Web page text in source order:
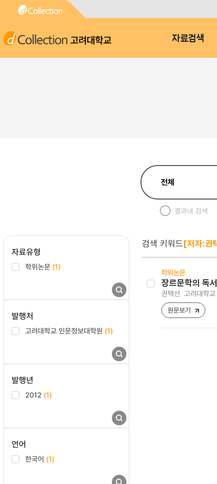
고려대학교 자료검색
결과내 검색
자료유형
학위논문 (1)
발행처
고려대학교 인문정보대학원 (1)
발행년
2012 (1)
언어
한국어 (1)
검색 키워드[저자:권
학위논문
장르문학의 독
권택선 고려대학
원문보기